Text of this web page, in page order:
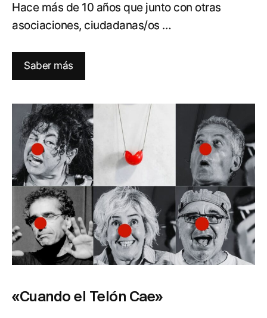
Hace más de 10 años que junto con otras
asociaciones, ciudadanas/os …
Saber más
«Cuando el Telón Cae»